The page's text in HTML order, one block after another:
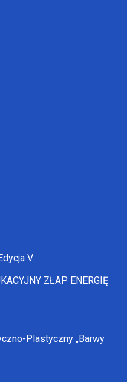
V
ZŁAP ENERGIĘ
Plastyczny „Barwy